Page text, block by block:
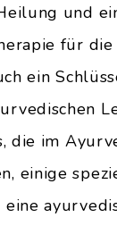
und
für
ein
die im
einige